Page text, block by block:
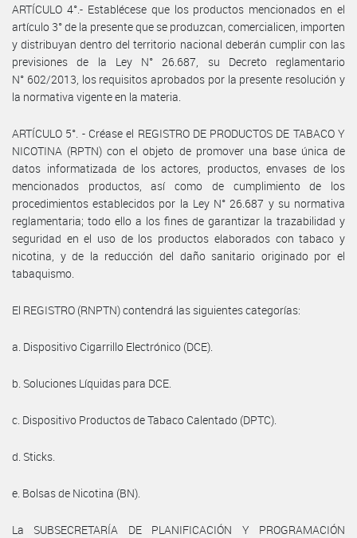
ARTÍCULO 4°.- Establécese que los productos mencionados en el
artículo 3° de la presente que se produzcan, comercialicen, importen
y distribuyan dentro del territorio nacional deberán cumplir con las
previsiones de la Ley N° 26.687, su Decreto reglamentario
N° 602/2013, los requisitos aprobados por la presente resolución y
la normativa vigente en la materia.
ARTÍCULO 5°. - Créase el REGISTRO DE PRODUCTOS DE TABACO Y
NICOTINA (RPTN) con el objeto de promover una base única de
datos informatizada de los actores, productos, envases de los
mencionados productos, así como de cumplimiento de los
procedimientos establecidos por la Ley N° 26.687 y su normativa
reglamentaria; todo ello a los fines de garantizar la trazabilidad y
seguridad en el uso de los productos elaborados con tabaco y
nicotina, y de la reducción del daño sanitario originado por el
tabaquismo.
El REGISTRO (RNPTN) contendrá las siguientes categorías:
a. Dispositivo Cigarrillo Electrónico (DCE).
b. Soluciones Líquidas para DCE.
c. Dispositivo Productos de Tabaco Calentado (DPTC).
d. Sticks.
e. Bolsas de Nicotina (BN).
La SUBSECRETARÍA DE PLANIFICACIÓN Y PROGRAMACIÓN